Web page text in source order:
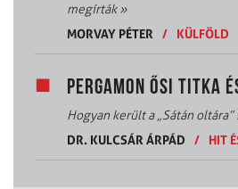
megírták»
MORVAY PÉTER
/ KÜLFÖLD
PERGAMON ŐSI TITKA
Hogyan került a „Sátán
DR. KULCSÁR ÁRPÁD
/ HIT